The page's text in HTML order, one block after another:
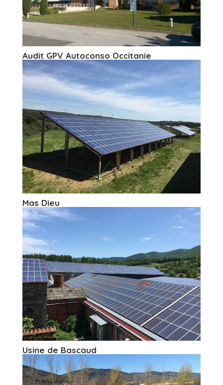
Audit GPV Autoconso Occitanie
Mas Dieu
Usine de Bascaud